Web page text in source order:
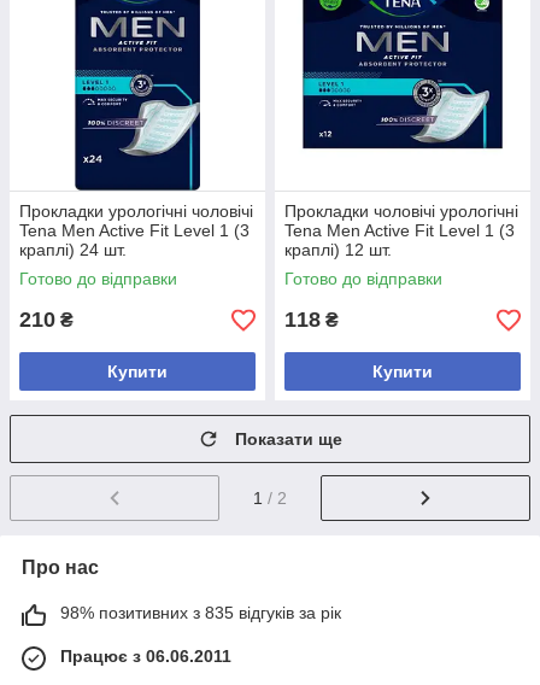
Прокладки урологічні чоловічі
Tena Men Active Fit Level 1 (3
краплі) 24 шт.
Готово до відправки
210 ₴
Купити
Прокладки чоловічі урологічні
Tena Men Active Fit Level 1 (3
краплі) 12 шт.
Готово до відправки
118 ₴
Купити
Показати ще
1 / 2
Про нас
98% позитивних з 835 відгуків за рік
Працює з 06.06.2011